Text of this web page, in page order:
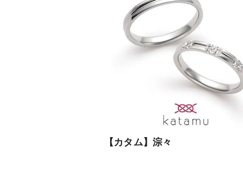
【カタム】淙々